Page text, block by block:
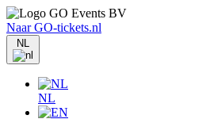
Naar GO-tickets.nl
NL
NL